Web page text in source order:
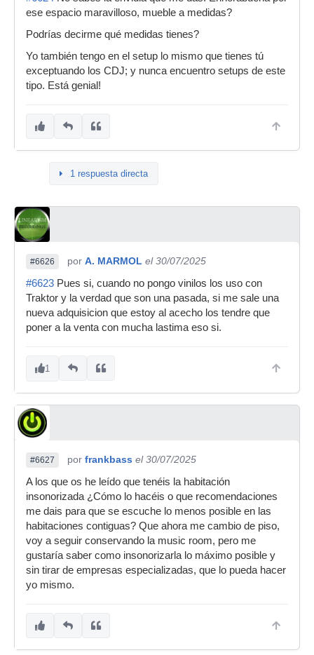
ese espacio maravilloso, mueble a medidas?
Podrías decirme qué medidas tienes?
Yo también tengo en el setup lo mismo que tienes tú
exceptuando los CDJ; y nunca encuentro setups de este
tipo. Está genial!
1 respuesta directa
#6626 por A. MARMOL el 30/07/2025
#6623 Pues si, cuando no pongo vinilos los uso con
Traktor y la verdad que son una pasada, si me sale una
nueva adquisicion que estoy al acecho los tendre que
poner a la venta con mucha lastima eso si.
1
#6627 por frankbass el 30/07/2025
A los que os he leído que tenéis la habitación
insonorizada ¿Cómo lo hacéis o que recomendaciones
me dais para que se escuche lo menos posible en las
habitaciones contiguas? Que ahora me cambio de piso,
voy a seguir conservando la music room, pero me
gustaría saber como insonorizarla lo máximo posible y
sin tirar de empresas especializadas, que lo pueda hacer
yo mismo.